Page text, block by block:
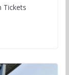
Tickets